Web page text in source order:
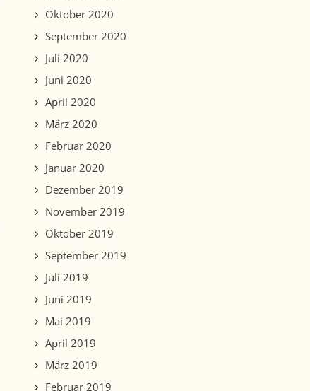
Oktober 2020
September 2020
Juli 2020
Juni 2020
April 2020
März 2020
Februar 2020
Januar 2020
Dezember 2019
November 2019
Oktober 2019
September 2019
Juli 2019
Juni 2019
Mai 2019
April 2019
März 2019
Februar 2019